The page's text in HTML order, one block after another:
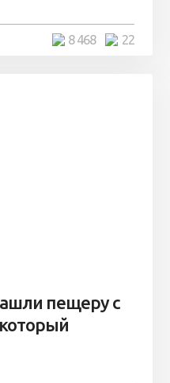
22
8 468
пещеру с